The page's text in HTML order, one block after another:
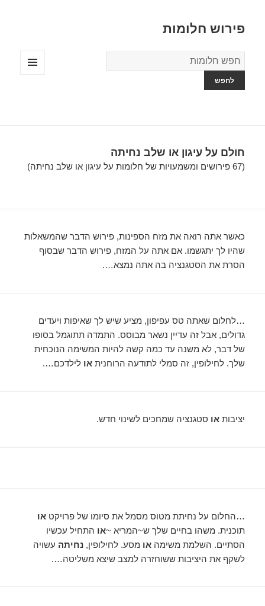
פירוש חלומות
מילון
החלומות
חולם על עיגון או שלב נחיתה
(67 פירושים ומשמעויות של חלומות על עיגון או שלב נחיתה)
כאשר אתה רואה את מזח הספינות, פירוש הדבר שהמשאלות
שהיו לך יתגשמו. אם אתה על המזח, פירוש הדבר שבסוף
הסרת את הסטגנציה בה אתה נמצא….
…לחלום שאתה טס עפיפון, מציע שיש לך שאיפות ויעדים
גדולים, אבל זה עדיין נשאר מבוסס. התמדה תתוגמל בסופו
של דבר, לא משנה עד כמה קשה להיות המשימה הנוכחית
שלך. לחילופין, זה סמלי לתודעה הרוחניתאו לילדכם….
יציבותאו סטגנציה שמחכים לשינוי חדש.
…החלום על נחיתת מטוס מסמל את סיומו של פרויקטאו
תוכנית. משהו בחיים שלך ש~המריא ~או התחיל עכשיו
הסתיים. השלמת משימהאו מסע. לחילופין,נחיתה עשויה
לשקף את היציבות ששוחזרה למצב שיצא משליטה….